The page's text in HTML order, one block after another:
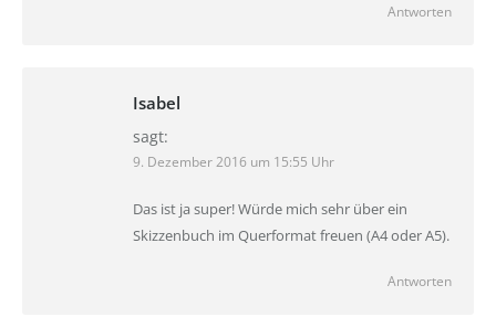
Antworten
Isabel
sagt:
9. Dezember 2016 um 15:55 Uhr
Das ist ja super! Würde mich sehr über ein
Skizzenbuch im Querformat freuen (A4 oder A5).
Antworten